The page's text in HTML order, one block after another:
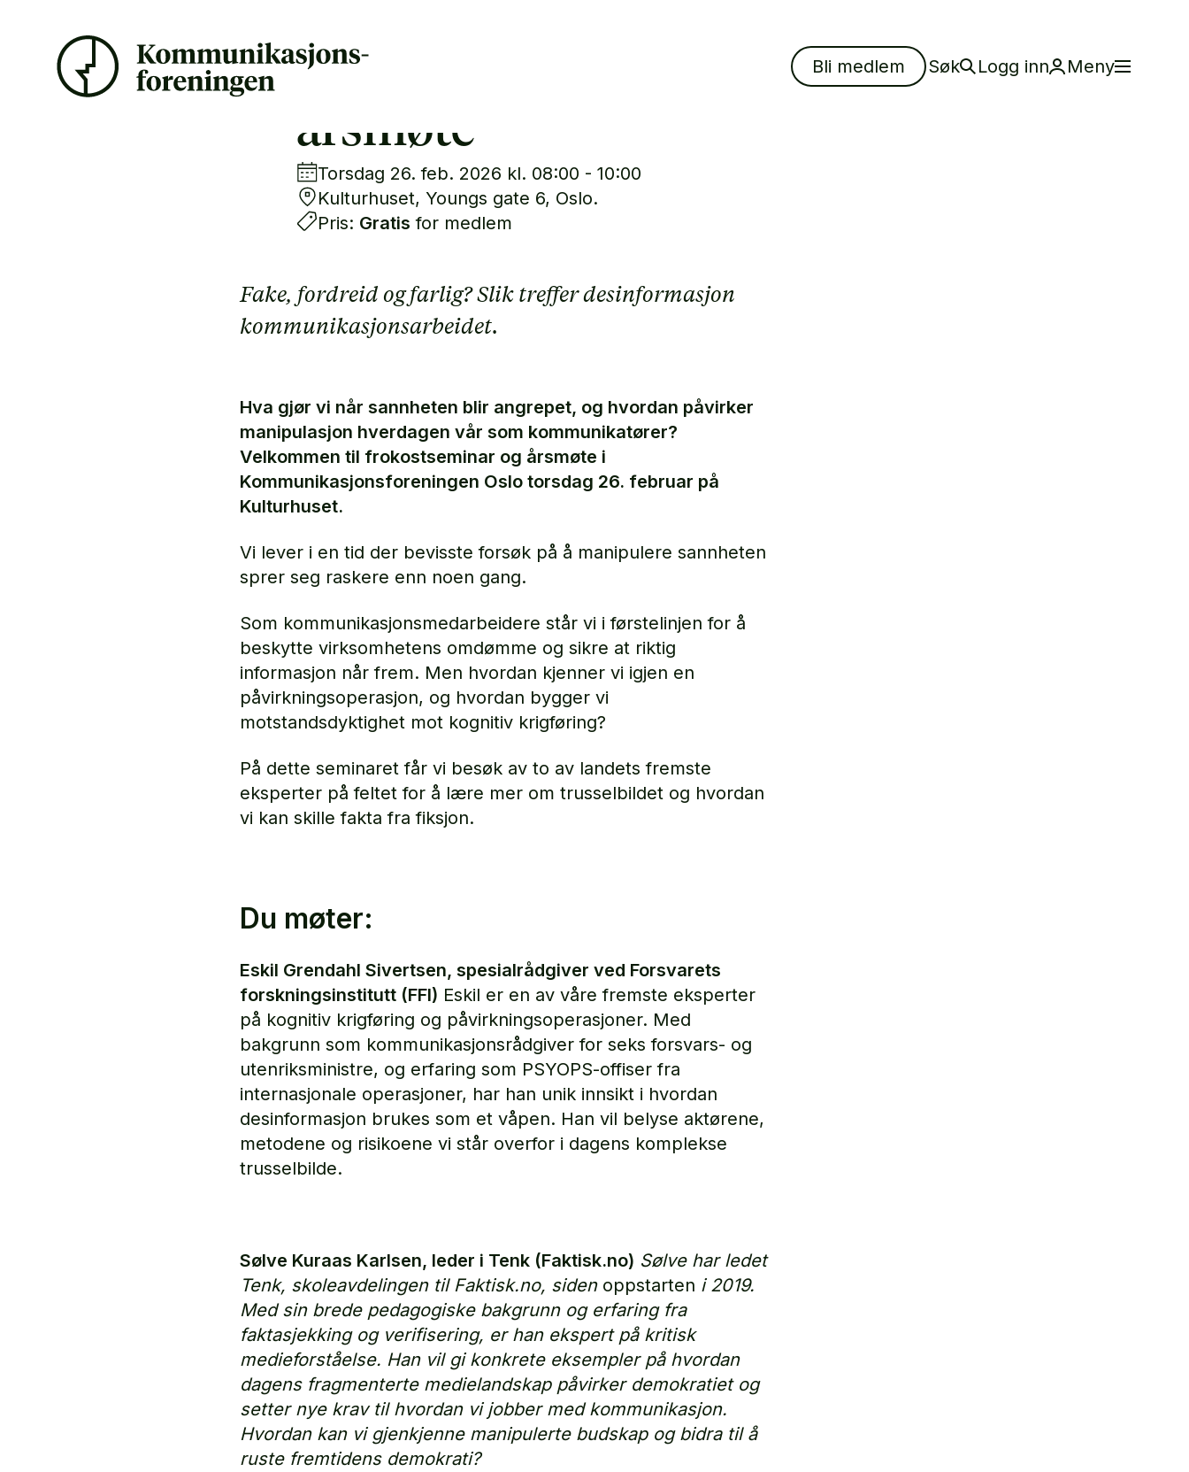
Bli medlem Søk Logg inn Meny
OSLO: Frokostseminar og
årsmøte
Torsdag 26. feb. 2026 kl. 08:00 - 10:00
Kulturhuset, Youngs gate 6, Oslo.
Pris: Gratis for medlem
Fake, fordreid og farlig? Slik treffer desinformasjon
kommunikasjonsarbeidet.
Hva gjør vi når sannheten blir angrepet, og hvordan påvirker
manipulasjon hverdagen vår som kommunikatører?
Velkommen til frokostseminar og årsmøte i
Kommunikasjonsforeningen Oslo torsdag 26. februar på
Kulturhuset.
Vi lever i en tid der bevisste forsøk på å manipulere sannheten
sprer seg raskere enn noen gang.
Som kommunikasjonsmedarbeidere står vi i førstelinjen for å
beskytte virksomhetens omdømme og sikre at riktig
informasjon når frem. Men hvordan kjenner vi igjen en
påvirkningsoperasjon, og hvordan bygger vi
motstandsdyktighet mot kognitiv krigføring?
På dette seminaret får vi besøk av to av landets fremste
eksperter på feltet for å lære mer om trusselbildet og hvordan
vi kan skille fakta fra fiksjon.
Du møter:
Eskil Grendahl Sivertsen, spesialrådgiver ved Forsvarets
forskningsinstitutt (FFI) Eskil er en av våre fremste eksperter
på kognitiv krigføring og påvirkningsoperasjoner. Med
bakgrunn som kommunikasjonsrådgiver for seks forsvars- og
utenriksministre, og erfaring som PSYOPS-offiser fra
internasjonale operasjoner, har han unik innsikt i hvordan
desinformasjon brukes som et våpen. Han vil belyse aktørene,
metodene og risikoene vi står overfor i dagens komplekse
trusselbilde.
Sølve Kuraas Karlsen, leder i Tenk (Faktisk.no) Sølve har ledet
Tenk, skoleavdelingen til Faktisk.no, siden oppstarten i 2019.
Med sin brede pedagogiske bakgrunn og erfaring fra
faktasjekking og verifisering, er han ekspert på kritisk
medieforståelse. Han vil gi konkrete eksempler på hvordan
dagens fragmenterte medielandskap påvirker demokratiet og
setter nye krav til hvordan vi jobber med kommunikasjon.
Hvordan kan vi gjenkjenne manipulerte budskap og bidra til å
ruste fremtidens demokrati?